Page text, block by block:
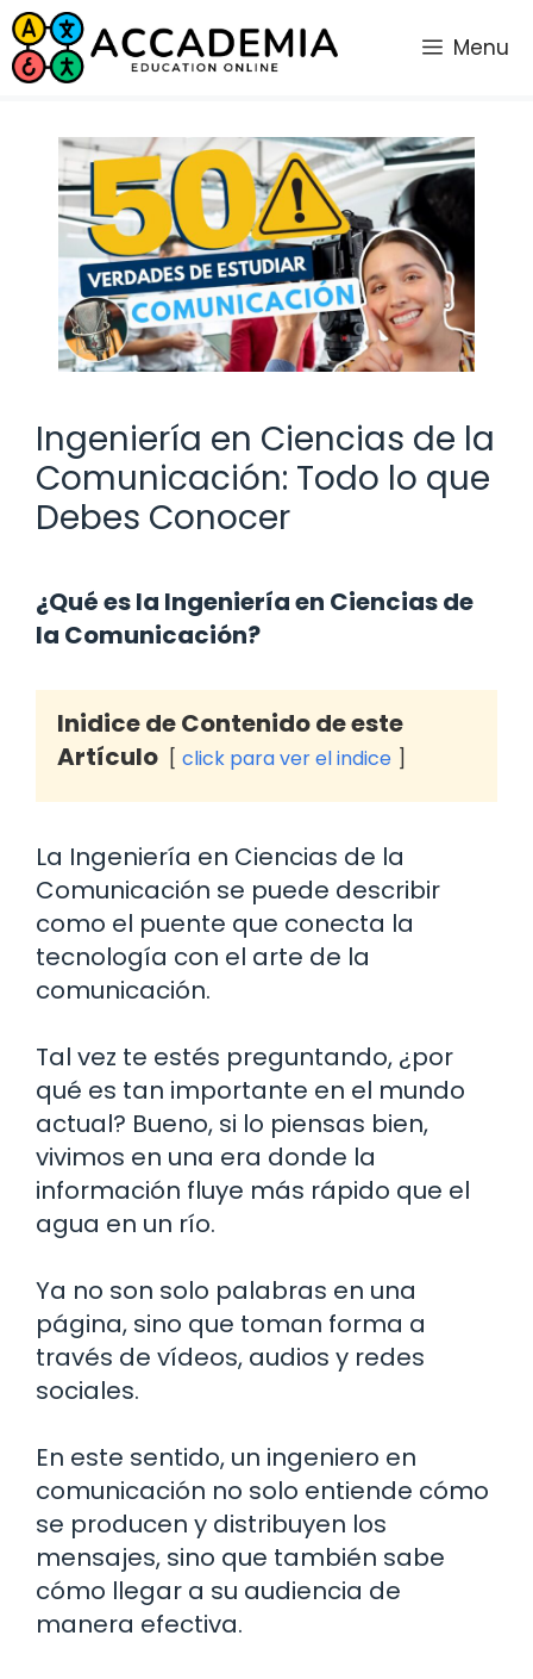
Saltar
al
contenido
Menu
Ingeniería en Ciencias de la
Comunicación: Todo lo que
Debes Conocer
¿Qué es la Ingeniería en Ciencias de
la Comunicación?
Inidice de Contenido de este
Artículo
click para ver el indice
La Ingeniería en Ciencias de la
Comunicación se puede describir
como el puente que conecta la
tecnología con el arte de la
comunicación.
Tal vez te estés preguntando, ¿por
qué es tan importante en el mundo
actual? Bueno, si lo piensas bien,
vivimos en una era donde la
información fluye más rápido que el
agua en un río.
Ya no son solo palabras en una
página, sino que toman forma a
través de vídeos, audios y redes
sociales.
En este sentido, un ingeniero en
comunicación no solo entiende cómo
se producen y distribuyen los
mensajes, sino que también sabe
cómo llegar a su audiencia de
manera efectiva.